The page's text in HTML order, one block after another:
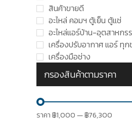
สินค้าขายดี
อะไหล่ คอมฯ ตู้เย็น ตู้แช่
อะไหล่แอร์บ้าน-อุตสาหกร
เครื่องปรับอากาศ แอร์ ทุ
เครื่องมือช่าง
กรองสินค้าตามราคา
ราคา฿1,000—฿76,300